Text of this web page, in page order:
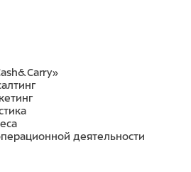
деятельности